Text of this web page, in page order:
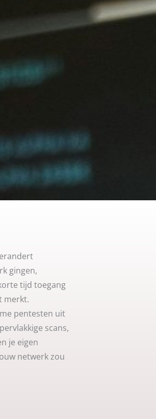
gingen,
tijd toegang
merkt.
pentesten uit
scans,
je eigen
netwerk zou